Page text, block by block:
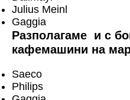
Julius Meinl
Gaggia
Разполагаме и с
кафемашини на
Saeco
Philips